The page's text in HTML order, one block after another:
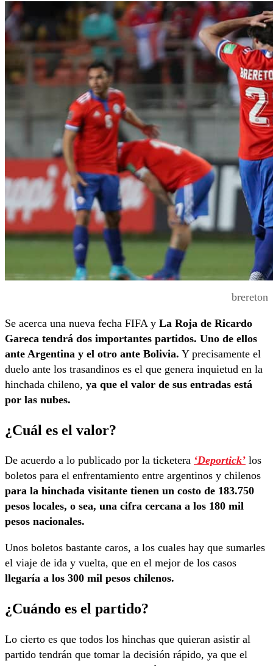
brereton
Se acerca una nueva fecha FIFA y La Roja de Ricardo
Gareca tendrá dos importantes partidos. Uno de ellos
ante Argentina y el otro ante Bolivia. Y precisamente el
duelo ante los trasandinos es el que genera inquietud en la
hinchada chileno, ya que el valor de sus entradas está
por las nubes.
¿Cuál es el valor?
De acuerdo a lo publicado por la ticketera ‘Deportick’ los
boletos para el enfrentamiento entre argentinos y chilenos
para la hinchada visitante tienen un costo de 183.750
pesos locales, o sea, una cifra cercana a los 180 mil
pesos nacionales.
Unos boletos bastante caros, a los cuales hay que sumarles
el viaje de ida y vuelta, que en el mejor de los casos
llegaría a los 300 mil pesos chilenos.
¿Cuándo es el partido?
Lo cierto es que todos los hinchas que quieran asistir al
partido tendrán que tomar la decisión rápido, ya que el